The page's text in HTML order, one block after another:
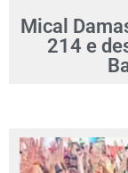
Mical
214 e